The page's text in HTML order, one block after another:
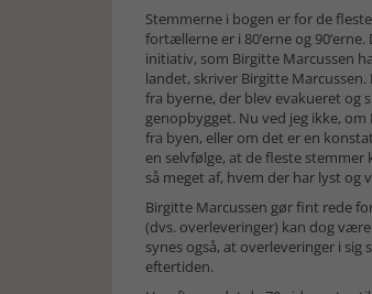
Stemmerne i bogen er for de
fortællerne er i 80’erne og
initiativ, som Birgitte Marcussen
landet, skriver Birgitte
fra byerne, der blev evakueret og
genopbygget. Nu ved jeg ikke,
fra byen, eller om det er en
en selvfølge, at de fleste
så meget af, hvem der har lyst og
Birgitte Marcussen gør fint rede
(dvs. overleveringer) kan dog
synes også, at overleveringer i
eftertiden.